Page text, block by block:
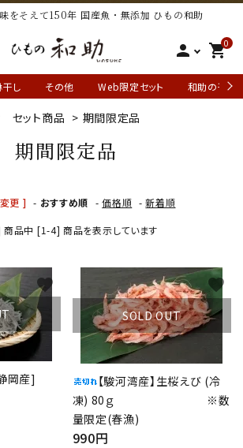
をそえて150年 国産魚・無添加 ひもの和助
person 0
shopping_cart
し その他 Web限定セット 和助の干物
セット商品 > 期間限定品
期間限定品
更 ] - おすすめ順 -価格順 -新着順
品中 [1-4] 商品を表示しています
岡産]
favorite
SOLD OUT
【駿河湾産】生桜えび (冷
凍) 80ｇ ※数
量限定(春漁)
990円
favorite